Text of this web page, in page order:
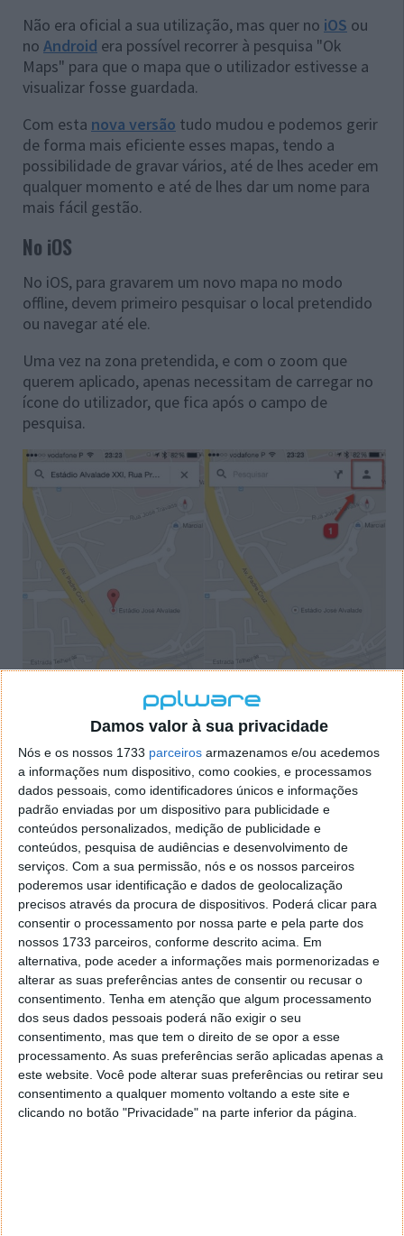
Damos valor à sua privacidade
Nós e os nossos 1733 parceiros armazenamos e/ou acedemos
a informações num dispositivo, como cookies, e processamos
dados pessoais, como identificadores únicos e informações
padrão enviadas por um dispositivo para publicidade e
conteúdos personalizados, medição de publicidade e
conteúdos, pesquisa de audiências e desenvolvimento de
serviços. Com a sua permissão, nós e os nossos parceiros
poderemos usar identificação e dados de geolocalização
precisos através da procura de dispositivos. Poderá clicar para
consentir o processamento por nossa parte e pela parte dos
nossos 1733 parceiros, conforme descrito acima. Em
alternativa, pode aceder a informações mais pormenorizadas e
alterar as suas preferências antes de consentir ou recusar o
consentimento. Tenha em atenção que algum processamento
dos seus dados pessoais poderá não exigir o seu
consentimento, mas que tem o direito de se opor a esse
processamento. As suas preferências serão aplicadas apenas a
este website. Você pode alterar suas preferências ou retirar seu
consentimento a qualquer momento voltando a este site e
clicando no botão "Privacidade" na parte inferior da página.
Não era oficial a sua utilização, mas quer no iOS ou
no Android era possível recorrer à pesquisa "Ok
Maps" para que o mapa que o utilizador estivesse a
visualizar fosse guardada.
Com esta nova versão tudo mudou e podemos gerir
de forma mais eficiente esses mapas, tendo a
possibilidade de gravar vários, até de lhes aceder em
qualquer momento e até de lhes dar um nome para
mais fácil gestão.
No iOS
No iOS, para gravarem um novo mapa no modo
offline, devem primeiro pesquisar o local pretendido
ou navegar até ele.
Uma vez na zona pretendida, e com o zoom que
querem aplicado, apenas necessitam de carregar no
ícone do utilizador, que fica após o campo de
pesquisa.
Dentro dessa nova interface vão encontrar, no final,
uma zona dedicada aos mapas offline. Devem
escolher a opção Guardar mapa para utilização
offline.
De volta ao mapa devem escolher a zona a ser
guardada, corrigindo o zoom ou o centro do mapa
que querem guardar. Depois de acertado o mapa
devem apenas carregar na zona que indica o guardar
do mapa.